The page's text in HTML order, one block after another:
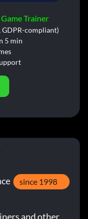
Trainer
GDPR-compliant)
5 min
since 1998
and other